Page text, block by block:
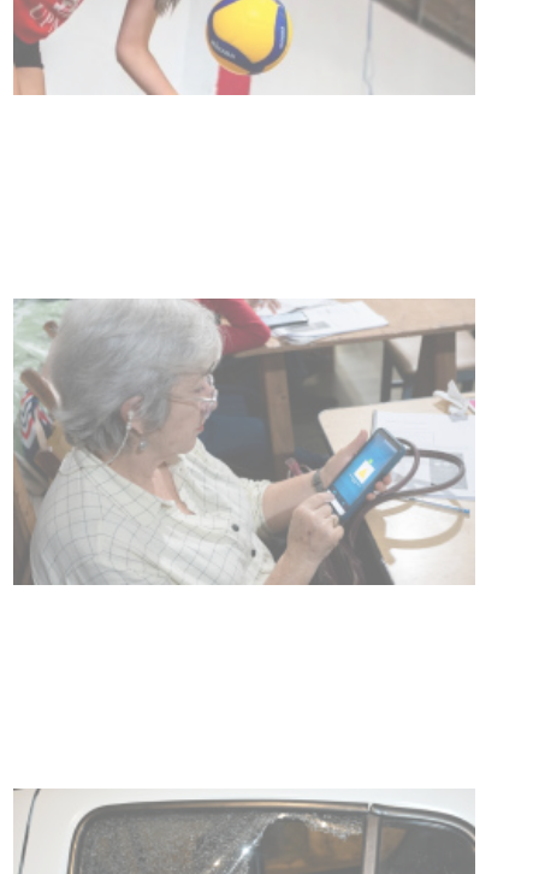
03-08-2026
Actualización sobre la agenda de
vacunación contra el
meningococo
NOTICIAS
NOTICIAS
Siniestro laboral con tiernizadora
de carne